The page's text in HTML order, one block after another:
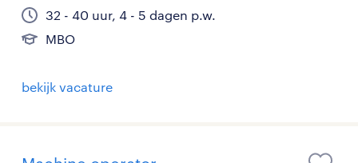
32 - 40 uur, 4 - 5 dagen p.w.
MBO
bekijk vacature